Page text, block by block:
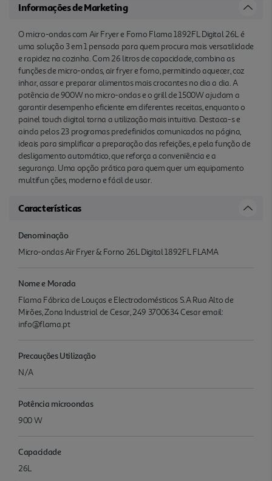
Informações de Marketing
O micro-ondas com Air Fryer e Forno Flama 1892FL Digital 26L é
uma solução 3 em 1 pensada para quem procura mais versatilidade
e rapidez na cozinha. Com 26 litros de capacidade, combina as
funções de micro-ondas, air fryer e forno, permitindo aquecer, coz
inhar, assar e preparar alimentos mais crocantes no dia a dia. A
potência de 900W no micro-ondas e o grill de 1500W ajudam a
garantir desempenho eficiente em diferentes receitas, enquanto o
painel touch digital torna a utilização mais intuitiva. Destaca-s e
ainda pelos 23 programas predefinidos comunicados na página,
ideais para simplificar a preparação das refeições, e pela função de
desligamento automático, que reforça a conveniência e a
segurança. Uma opção prática para quem quer um equipamento
multifun ções, moderno e fácil de usar.
Características
Denominação
Micro-ondas Air Fryer & Forno 26L Digital 1892FL FLAMA
Nome e Morada
Flama Fábrica de Louças e Electrodomésticos S.A Rua Alto de
Mirões, Zona Industrial de Cesar, 249 3700634 Cesar email:
info@flama.pt
Precauções Utilização
N/A
Potência microondas
900 W
Capacidade
26L